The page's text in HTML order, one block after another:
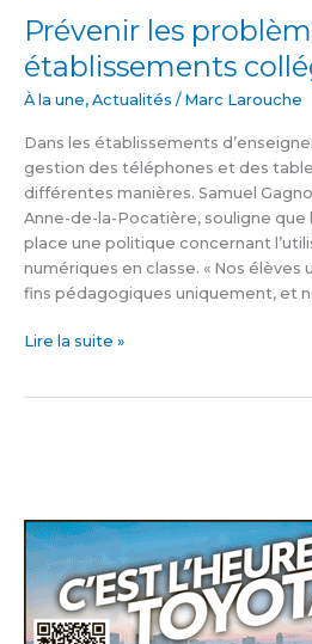
Prévenir les
établissements
À la une, Actualités / Marc Larouche
Dans les établissements
gestion des téléphones et des
différentes manières. Samuel
Anne-de-la-Pocatière, souligne que
place une politique concernant
numériques en classe. « Nos élèves
fins pédagogiques uniquement, et
Lire la suite »